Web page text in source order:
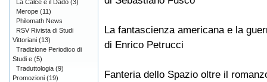
La fantascienza americana e la
di Enrico Petrucci
Fanteria dello Spazio oltre il
La Calce e il Dado (3)
Merope (11)
Philomath News
RSV Rivista di Studi
Vittoriani (13)
Tradizione Periodico di
Studi e (5)
Traduttologia (9)
Promozioni (19)